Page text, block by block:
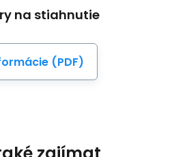
na stiahnutie
(PDF)